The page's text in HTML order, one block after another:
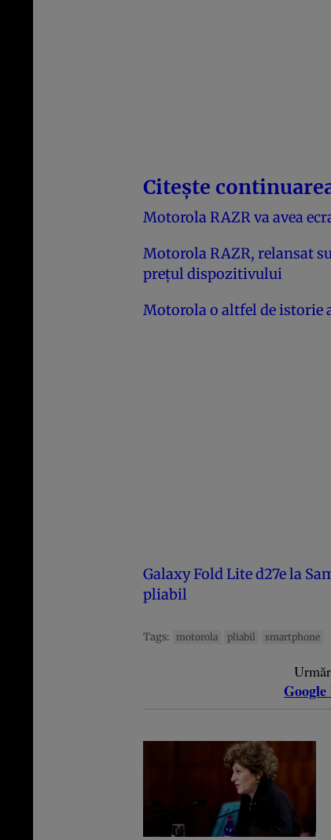
Citește
Motorola RAZR va avea
Motorola RAZR, relansat
preţul dispozitivului
Motorola o altfel de istorie
Galaxy Fold Lite d27e la
pliabil
Tags: motorola pliabil smartphone
Google